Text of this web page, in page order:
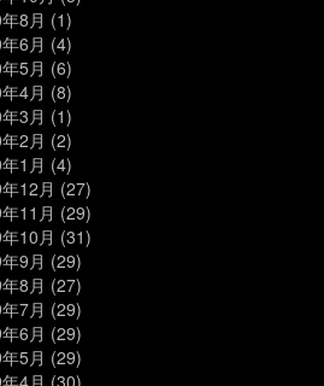
8月 (1)
6月 (4)
5月 (6)
4月 (8)
3月 (1)
2月 (2)
1月 (4)
12月 (27)
11月 (29)
10月 (31)
9月 (29)
8月 (27)
7月 (29)
6月 (29)
5月 (29)
4月 (30)